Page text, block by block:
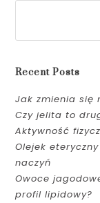
Recent Posts
Jak zmienia się
Czy jelita to
Aktywność
Olejek
naczyń
Owoce
profil lipidowy?